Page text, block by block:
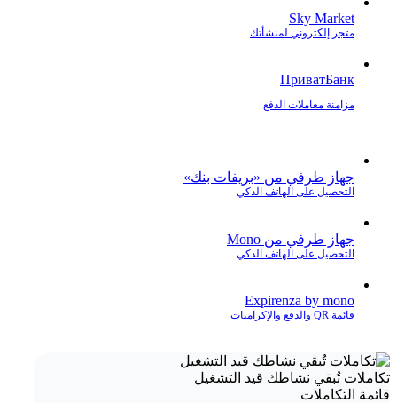
Sky Market
متجر إلكتروني لمنشأتك
ПриватБанк
مزامنة معاملات الدفع
جهاز طرفي من «بريفات بنك»
التحصيل على الهاتف الذكي
جهاز طرفي من Mono
التحصيل على الهاتف الذكي
Expirenza by mono
قائمة QR والدفع والإكراميات
تكاملات تُبقي نشاطك قيد التشغيل
قائمة التكاملات